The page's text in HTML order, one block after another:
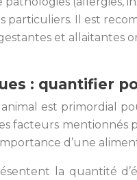
Il est
et allaitantes
: quantifier
est primordial
facteurs
d’une
la quantité